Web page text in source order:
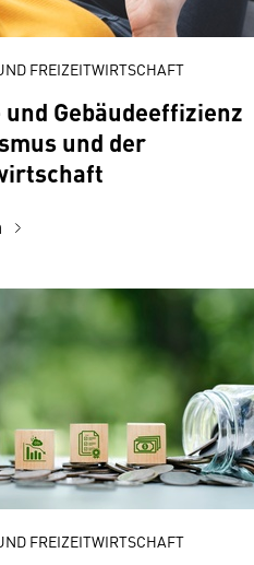
FREIZEITWIRTSCHAFT
Gebäudeeffizienz
und der
FREIZEITWIRTSCHAFT